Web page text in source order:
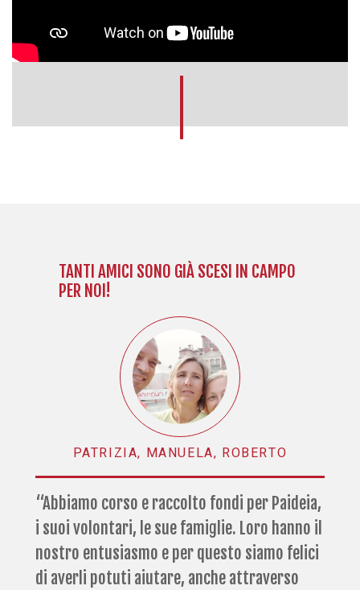
TANTI AMICI SONO GIÀ SCESI IN CAMPO
PER NOI!
PATRIZIA, MANUELA, ROBERTO
“Abbiamo corso e raccolto fondi per Paideia,
i suoi volontari, le sue famiglie. Loro hanno il
nostro entusiasmo e per questo siamo felici
di averli potuti aiutare, anche attraverso